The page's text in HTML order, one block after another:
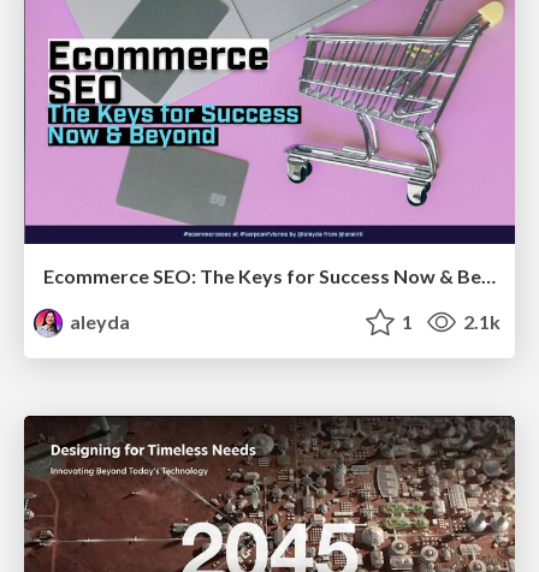
Ecommerce SEO: The Keys for Success Now & Beyond - #SERPConf2024
aleyda
1 2.1k